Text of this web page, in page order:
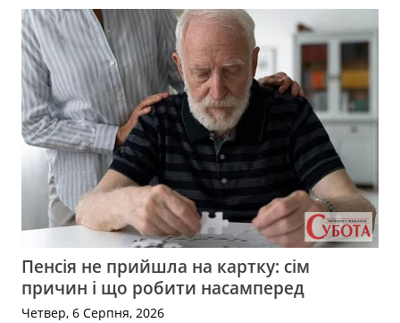
Пенсія не прийшла на картку: сім
причин і що робити насамперед
Четвер, 6 Серпня, 2026